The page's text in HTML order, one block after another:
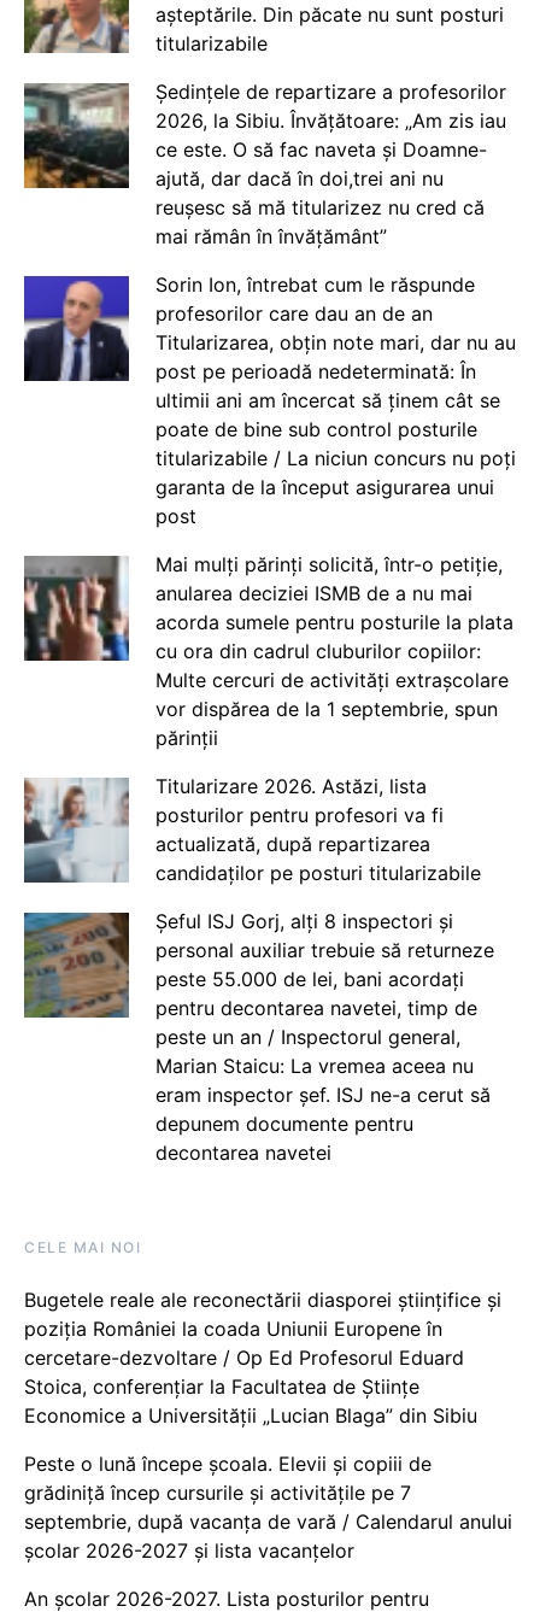
așteptările. Din păcate nu sunt posturi
titularizabile
Ședințele de repartizare a profesorilor
2026, la Sibiu. Învățătoare: „Am zis iau
ce este. O să fac naveta și Doamne-
ajută, dar dacă în doi,trei ani nu
reușesc să mă titularizez nu cred că
mai rămân în învățământ”
Sorin Ion, întrebat cum le răspunde
profesorilor care dau an de an
Titularizarea, obțin note mari, dar nu au
post pe perioadă nedeterminată: În
ultimii ani am încercat să ținem cât se
poate de bine sub control posturile
titularizabile / La niciun concurs nu poți
garanta de la început asigurarea unui
post
Mai mulți părinți solicită, într-o petiție,
anularea deciziei ISMB de a nu mai
acorda sumele pentru posturile la plata
cu ora din cadrul cluburilor copiilor:
Multe cercuri de activități extrașcolare
vor dispărea de la 1 septembrie, spun
părinții
Titularizare 2026. Astăzi, lista
posturilor pentru profesori va fi
actualizată, după repartizarea
candidaților pe posturi titularizabile
Șeful ISJ Gorj, alți 8 inspectori și
personal auxiliar trebuie să returneze
peste 55.000 de lei, bani acordați
pentru decontarea navetei, timp de
peste un an / Inspectorul general,
Marian Staicu: La vremea aceea nu
eram inspector șef. ISJ ne-a cerut să
depunem documente pentru
decontarea navetei
CELE MAI NOI
Bugetele reale ale reconectării diasporei științifice și
poziția României la coada Uniunii Europene în
cercetare-dezvoltare / Op Ed Profesorul Eduard
Stoica, conferențiar la Facultatea de Științe
Economice a Universității „Lucian Blaga” din Sibiu
Peste o lună începe școala. Elevii și copiii de
grădiniță încep cursurile și activitățile pe 7
septembrie, după vacanța de vară / Calendarul anului
școlar 2026-2027 și lista vacanțelor
An școlar 2026-2027. Lista posturilor pentru